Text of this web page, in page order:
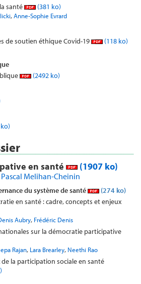
santé (381 ko)
,Anne-Sophie Evrard
de soutien éthique Covid-19
(118 ko)
(2492 ko)
en santé (1907 ko)
Pascal Melihan-Cheinin
du système de santé
(274 ko)
en santé : cadre, concepts et enjeux
Aubry, Frédéric Denis
sur la démocratie participative
Rajan, Lara Brearley, Neethi Rao
la participation sociale en santé